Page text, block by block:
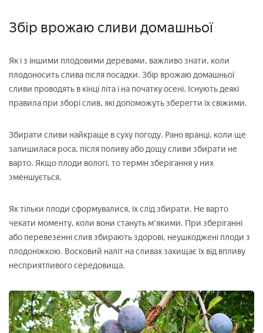
Збір врожаю сливи домашньої
Як і з іншими плодовими деревами, важливо знати, коли
плодоносить слива після посадки. Збір врожаю домашньої
сливи проводять в кінці літа і на початку осені. Існують деякі
правила при зборі слив, які допоможуть зберегти їх свіжими.
Збирати сливи найкраще в суху погоду. Рано вранці, коли ще
залишилася роса, після поливу або дощу сливи збирати не
варто. Якщо плоди вологі, то термін зберігання у них
зменшується.
Як тільки плоди сформувалися, їх слід збирати. Не варто
чекати моменту, коли вони стануть м'якими. При зберіганні
або перевезенні слив збирають здорові, неушкоджені плоди з
плодоніжкою. Восковий наліт на сливах захищає їх від впливу
несприятливого середовища.